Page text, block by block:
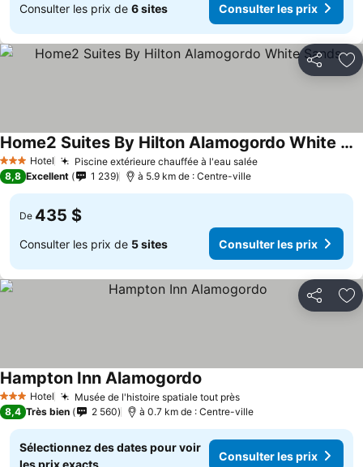
Consulter les prix de 6 sites Consulter les prix
Partager
3 ÉtoilesHotel Piscine extérieure chauffée à l'eau salée
Home2 Suites By Hilton Alamogordo White Sands
8,8 Excellent 1 239 à 5.9 km de : Centre-ville
De 435 $
Consulter les prix de 5 sites Consulter les prix
Partager
3 ÉtoilesHotel Musée de l'histoire spatiale tout près
Hampton Inn Alamogordo
8,4 Très bien 2 560 à 0.7 km de : Centre-ville
Sélectionnez des dates pour voir
les prix exacts
Consulter les prix